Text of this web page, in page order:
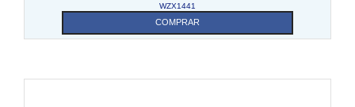
WZX1441
COMPRAR